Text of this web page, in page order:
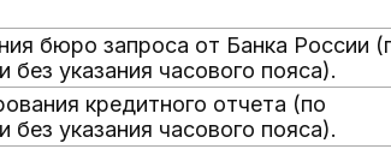
бюро запроса от Банка России
указания часового пояса).
кредитного отчета (по
указания часового пояса).